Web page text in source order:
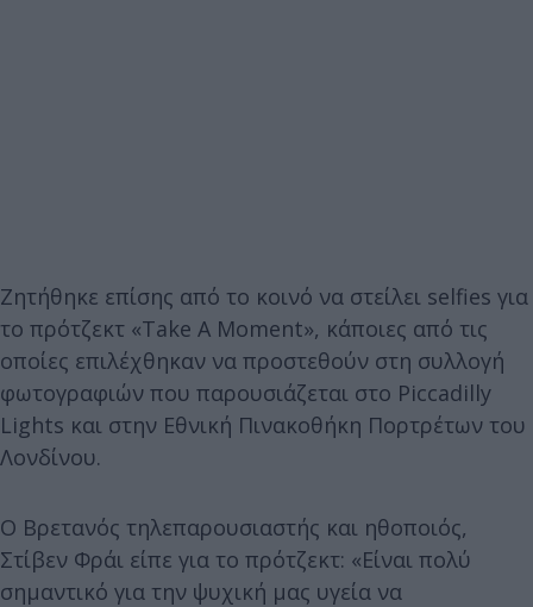
Ζητήθηκε επίσης από το κοινό να στείλει selfies για
το πρότζεκτ «Take A Moment», κάποιες από τις
οποίες επιλέχθηκαν να προστεθούν στη συλλογή
φωτογραφιών που παρουσιάζεται στο Piccadilly
Lights και στην Εθνική Πινακοθήκη Πορτρέτων του
Λονδίνου.
Ο Βρετανός τηλεπαρουσιαστής και ηθοποιός,
Στίβεν Φράι είπε για το πρότζεκτ: «Είναι πολύ
σημαντικό για την ψυχική μας υγεία να